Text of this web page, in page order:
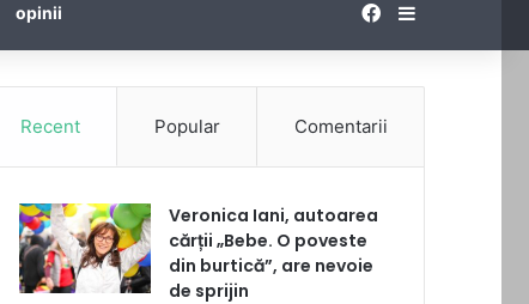
opinii Facebook
Recent Popular Comentarii
Veronica Iani, autoarea
cărții „Bebe. O poveste
din burtică”, are nevoie
de sprijin